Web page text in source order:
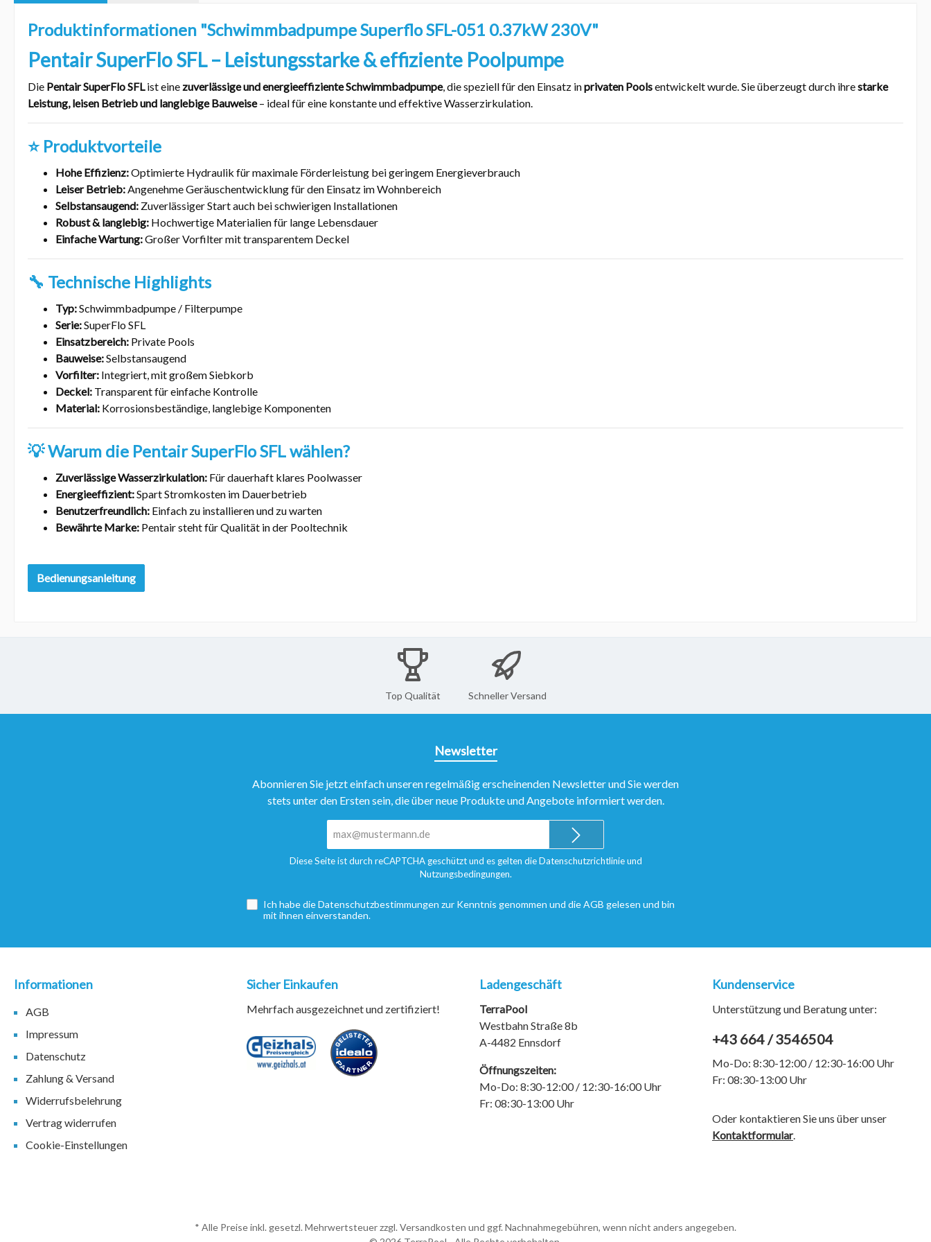
Produktinformationen "Schwimmbadpumpe Superflo SFL-051 0.37kW 230V"
PentairSuperFlo SFL – Leistungsstarke & effiziente Poolpumpe
Die Pentair SuperFlo SFList eine zuverlässige und energieeffiziente Schwimmbadpumpe, die speziell für den Einsatz inprivaten Poolsentwickelt wurde. Sie überzeugt durch ihrestarke
Leistung, leisen Betrieb und langlebige Bauweise– ideal für eine konstante und effektive Wasserzirkulation.
⭐ Produktvorteile
Hohe Effizienz:Optimierte Hydraulik für maximale Förderleistung bei geringem Energieverbrauch
Leiser Betrieb:Angenehme Geräuschentwicklung für den Einsatz im Wohnbereich
Selbstansaugend: Zuverlässiger Start auch bei schwierigen Installationen
Robust & langlebig: Hochwertige Materialien für lange Lebensdauer
Einfache Wartung:Großer Vorfilter mit transparentem Deckel
🔧 Technische Highlights
Typ:Schwimmbadpumpe / Filterpumpe
Serie:SuperFlo SFL
Einsatzbereich: Private Pools
Bauweise:Selbstansaugend
Vorfilter: Integriert, mit großem Siebkorb
Deckel: Transparent für einfache Kontrolle
Material: Korrosionsbeständige, langlebige Komponenten
💡Warum die Pentair SuperFlo SFL wählen?
Zuverlässige Wasserzirkulation: Für dauerhaft klares Poolwasser
Energieeffizient:Spart Stromkosten im Dauerbetrieb
Benutzerfreundlich: Einfach zu installieren und zu warten
Bewährte Marke: Pentair steht für Qualität in der Pooltechnik
Bedienungsanleitung
Top Qualität Schneller Versand
Newsletter
Abonnieren Sie jetzt einfach unseren regelmäßig erscheinenden Newsletter und Sie werden
stets unter den Ersten sein, die über neue Produkte und Angebote informiert werden.
Adresse*
Diese Seite ist durch reCAPTCHA geschützt und es gelten dieDatenschutzrichtlinieund
Nutzungsbedingungen.
Ich habe dieDatenschutzbestimmungen zur Kenntnis genommen und dieAGB gelesen und bin
mit ihnen einverstanden.
Kundenservice
Unterstützung und Beratung unter:
+43 664 / 3546504
Mo-Do: 8:30-12:00 / 12:30-16:00 Uhr
Fr: 08:30-13:00 Uhr
Oder kontaktieren Sie uns über unser
Kontaktformular.
Informationen
AGB
Impressum
Datenschutz
Zahlung & Versand
Widerrufsbelehrung
Vertrag widerrufen
Cookie-Einstellungen
Sicher Einkaufen
Mehrfach ausgezeichnet und zertifiziert!
Ladengeschäft
TerraPool
Westbahn Straße 8b
A-4482 Ennsdorf
Öffnungszeiten:
Mo-Do: 8:30-12:00 / 12:30-16:00 Uhr
Fr: 08:30-13:00 Uhr
* Alle Preise inkl. gesetzl. Mehrwertsteuer zzgl. Versandkosten und ggf. Nachnahmegebühren, wenn nicht anders angegeben.